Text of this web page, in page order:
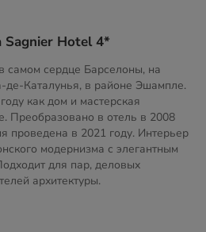
Sagnier Hotel 4*
самом сердце Барселоны, на
де-Каталунья, в районе Эшампле.
как дом и мастерская
Преобразовано в отель в 2008
проведена в 2021 году. Интерьер
модернизма с элегантным
для пар, деловых
архитектуры.